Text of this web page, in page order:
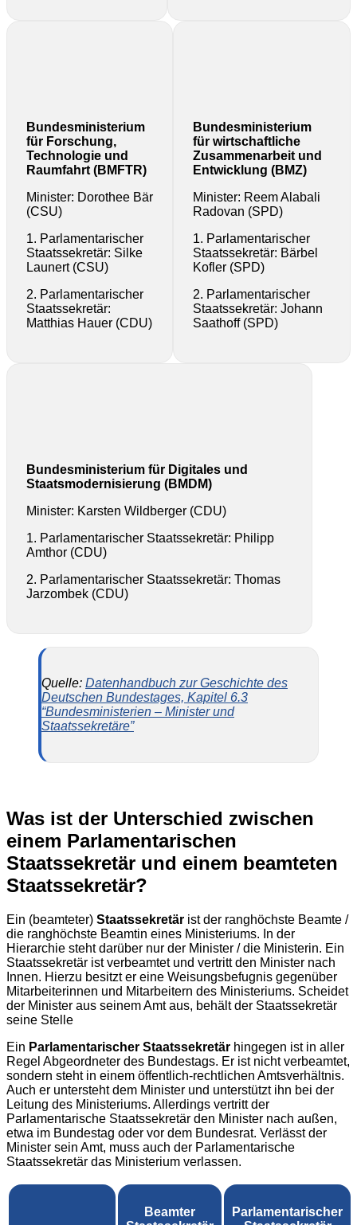
Bundesministerium
für Forschung,
Technologie und
Raumfahrt (BMFTR)
Minister: Dorothee Bär
(CSU)
1. Parlamentarischer
Staatssekretär: Silke
Launert (CSU)
2. Parlamentarischer
Staatssekretär:
Matthias Hauer (CDU)
Bundesministerium
für wirtschaftliche
Zusammenarbeit und
Entwicklung (BMZ)
Minister: Reem Alabali
Radovan (SPD)
1. Parlamentarischer
Staatssekretär: Bärbel
Kofler (SPD)
2. Parlamentarischer
Staatssekretär: Johann
Saathoff (SPD)
Bundesministerium für Digitales und
Staatsmodernisierung (BMDM)
Minister: Karsten Wildberger (CDU)
1. Parlamentarischer Staatssekretär: Philipp
Amthor (CDU)
2. Parlamentarischer Staatssekretär: Thomas
Jarzombek (CDU)
Quelle: Datenhandbuch zur Geschichte des
Deutschen Bundestages, Kapitel 6.3
“Bundesministerien – Minister und
Staatssekretäre”
Was ist der Unterschied zwischen
einem Parlamentarischen
Staatssekretär und einem beamteten
Staatssekretär?
Ein (beamteter) Staatssekretär ist der ranghöchste Beamte /
die ranghöchste Beamtin eines Ministeriums. In der
Hierarchie steht darüber nur der Minister / die Ministerin. Ein
Staatssekretär ist verbeamtet und vertritt den Minister nach
Innen. Hierzu besitzt er eine Weisungsbefugnis gegenüber
Mitarbeiterinnen und Mitarbeitern des Ministeriums. Scheidet
der Minister aus seinem Amt aus, behält der Staatssekretär
seine Stelle
Ein Parlamentarischer Staatssekretär hingegen ist in aller
Regel Abgeordneter des Bundestags. Er ist nicht verbeamtet,
sondern steht in einem öffentlich-rechtlichen Amtsverhältnis.
Auch er untersteht dem Minister und unterstützt ihn bei der
Leitung des Ministeriums. Allerdings vertritt der
Parlamentarische Staatssekretär den Minister nach außen,
etwa im Bundestag oder vor dem Bundesrat. Verlässt der
Minister sein Amt, muss auch der Parlamentarische
Staatssekretär das Ministerium verlassen.
Beamter
Parlamentarischer